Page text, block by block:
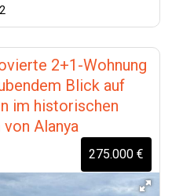
2
2+1-Wohnung
Blick auf
im historischen
Alanya
275.000 €